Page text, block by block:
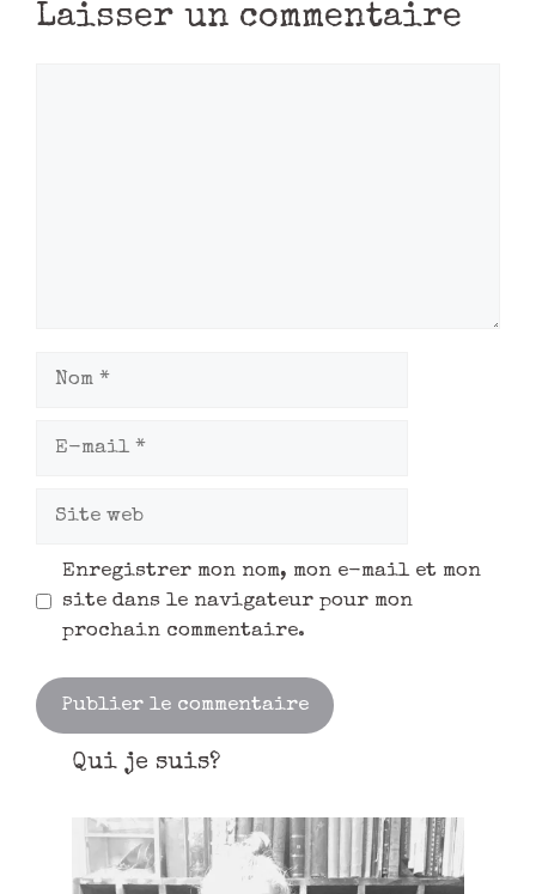
Laisser un commentaire
Enregistrer mon nom, mon e-mail et mon
site dans le navigateur pour mon
prochain commentaire.
Qui je suis?